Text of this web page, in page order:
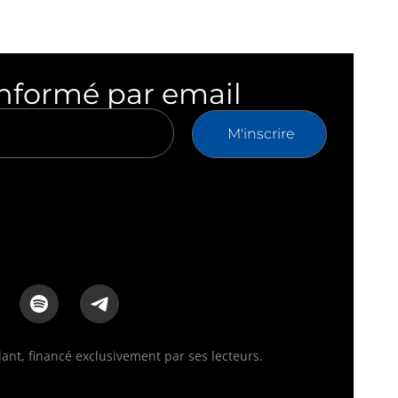
par email
M'inscrire
financé exclusivement par ses lecteurs.